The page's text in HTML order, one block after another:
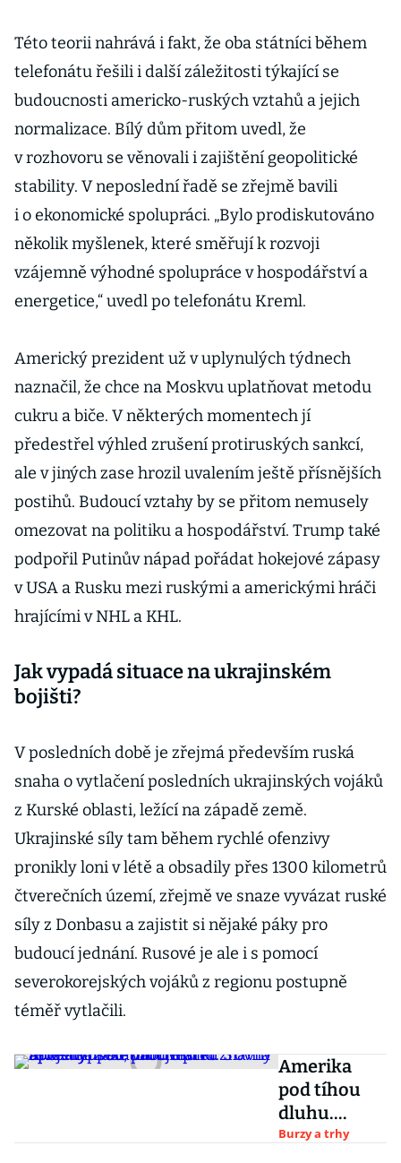
Této teorii nahrává i fakt, že oba státníci během
telefonátu řešili i další záležitosti týkající se
budoucnosti americko-ruských vztahů a jejich
normalizace. Bílý dům přitom uvedl, že
v rozhovoru se věnovali i zajištění geopolitické
stability. V neposlední řadě se zřejmě bavili
i o ekonomické spolupráci. „Bylo prodiskutováno
několik myšlenek, které směřují k rozvoji
vzájemně výhodné spolupráce v hospodářství a
energetice,“ uvedl po telefonátu Kreml.
Americký prezident už v uplynulých týdnech
naznačil, že chce na Moskvu uplatňovat metodu
cukru a biče. V některých momentech jí
předestřel výhled zrušení protiruských sankcí,
ale v jiných zase hrozil uvalením ještě přísnějších
postihů. Budoucí vztahy by se přitom nemusely
omezovat na politiku a hospodářství. Trump také
podpořil Putinův nápad pořádat hokejové zápasy
v USA a Rusku mezi ruskými a americkými hráči
hrajícími v NHL a KHL.
Jak vypadá situace na ukrajinském
bojišti?
V posledních době je zřejmá především ruská
snaha o vytlačení posledních ukrajinských vojáků
z Kurské oblasti, ležící na západě země.
Ukrajinské síly tam během rychlé ofenzivy
pronikly loni v létě a obsadily přes 1300 kilometrů
čtverečních území, zřejmě ve snaze vyvázat ruské
síly z Donbasu a zajistit si nějaké páky pro
budoucí jednání. Rusové je ale i s pomocí
severokorejských vojáků z regionu postupně
téměř vytlačili.
Amerika
pod tíhou
dluhu.
Slavný
Burzy a trhy